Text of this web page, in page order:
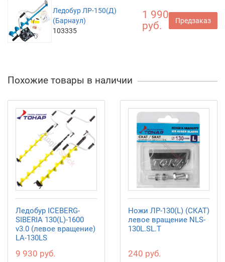
Ледобур ЛР-150(Д)
(Барнаул)
103335
1 990
руб.
Предзаказ
Похожие товары в наличии
Ледобур ICEBERG-
SIBERIA 130(L)-1600
v3.0 (левое вращение)
LA-130LS
9 930 руб.
Ножи ЛР-130(L) (СКАТ)
левое вращение NLS-
130L.SL.T
240 руб.